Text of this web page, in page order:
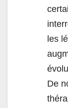
les
De